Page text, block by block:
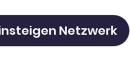
Netzwerk